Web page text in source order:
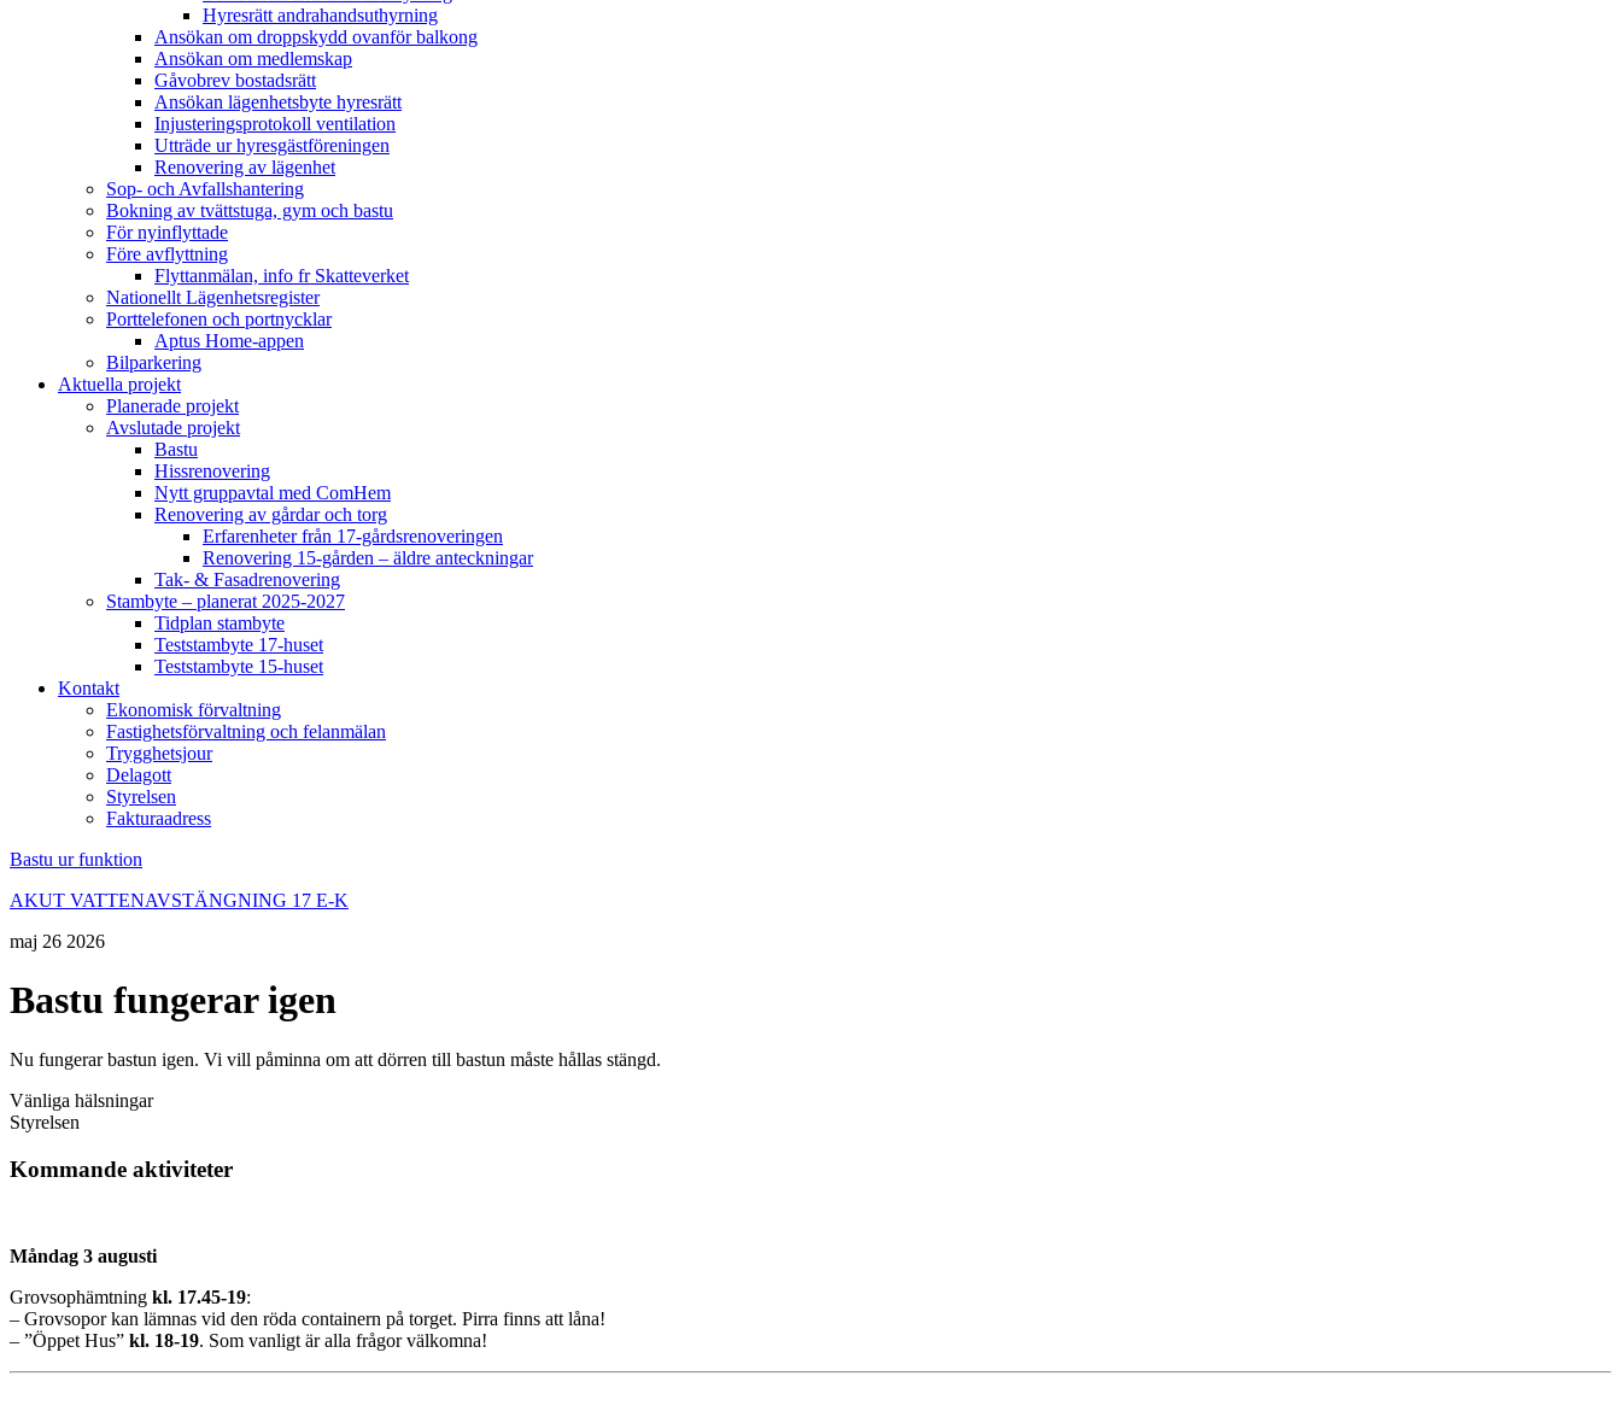
Hyresrätt andrahandsuthyrning
Ansökan om droppskydd ovanför balkong
Ansökan om medlemskap
Gåvobrev bostadsrätt
Ansökan lägenhetsbyte hyresrätt
Injusteringsprotokoll ventilation
Utträde ur hyresgästföreningen
Renovering av lägenhet
Sop- och Avfallshantering
Bokning av tvättstuga, gym och bastu
För nyinflyttade
Före avflyttning
Flyttanmälan, info fr Skatteverket
Nationellt Lägenhetsregister
Porttelefonen och portnycklar
Aptus Home-appen
Bilparkering
Aktuella projekt
Planerade projekt
Avslutade projekt
Bastu
Hissrenovering
Nytt gruppavtal med ComHem
Renovering av gårdar och torg
Erfarenheter från 17-gårdsrenoveringen
Renovering 15-gården – äldre anteckningar
Tak- & Fasadrenovering
Stambyte – planerat 2025-2027
Tidplan stambyte
Teststambyte 17-huset
Teststambyte 15-huset
Kontakt
Ekonomisk förvaltning
Fastighetsförvaltning och felanmälan
Trygghetsjour
Delagott
Styrelsen
Fakturaadress
Bastu ur funktion
AKUT VATTENAVSTÄNGNING 17 E-K
maj 26 2026
Bastu fungerar igen
Nu fungerar bastun igen. Vi vill påminna om att dörren till bastun måste hållas stängd.
Vänliga hälsningar
Styrelsen
Kommande aktiviteter
Måndag 3 augusti
Grovsophämtning kl. 17.45-19:
– Grovsopor kan lämnas vid den röda containern på torget. Pirra finns att låna!
– ”Öppet Hus” kl. 18-19. Som vanligt är alla frågor välkomna!